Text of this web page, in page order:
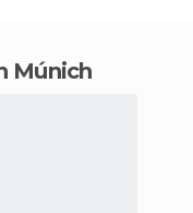
Múnich